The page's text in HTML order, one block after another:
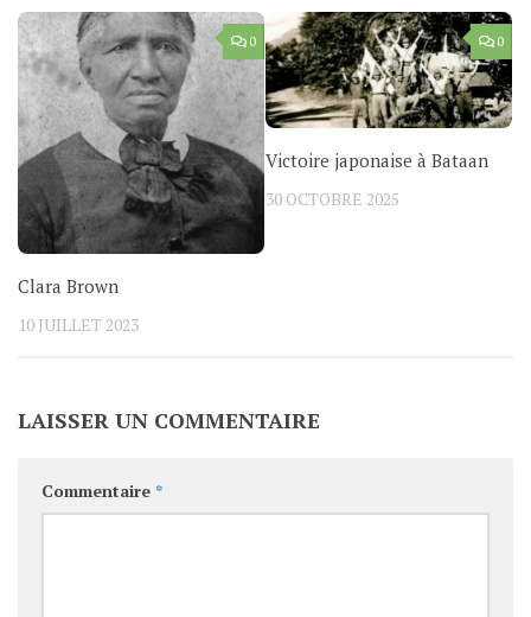
0
Clara Brown
10 JUILLET 2023
0
Victoire japonaise à Bataan
30 OCTOBRE 2025
LAISSER UN COMMENTAIRE
Commentaire *